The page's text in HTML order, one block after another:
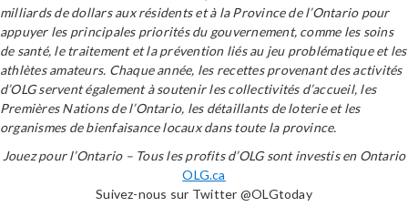
milliards de dollars aux résidents et à la Province de l’Ontario pour
appuyer les principales priorités du gouvernement, comme les soins
de santé, le traitement et la prévention liés au jeu problématique et les
athlètes amateurs. Chaque année, les recettes provenant des activités
d’OLG servent également à soutenir les collectivités d’accueil, les
Premières Nations de l’Ontario, les détaillants de loterie et les
organismes de bienfaisance locaux dans toute la province.
Jouez pour l’Ontario – Tous les profits d’OLG sont investis en Ontario
OLG.ca
Suivez-nous sur Twitter @OLGtoday